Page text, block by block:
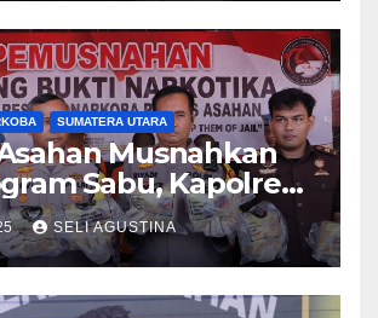
Kisaran
SUMATERA UTARA
Musnahkan
Sabu, Kapolres
Komitmen Perang
Narkoba
SELI AGUSTINA